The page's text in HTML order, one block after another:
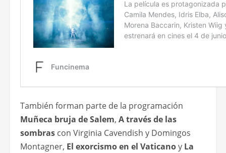
También forman parte de la programación
Muñeca bruja de Salem, A través de las
sombras con Virginia Cavendish y Domingos
Montagner, El exorcismo en el Vaticanoy La